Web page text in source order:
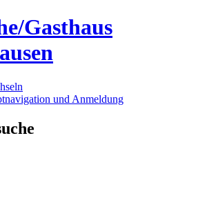
und Anmeldung